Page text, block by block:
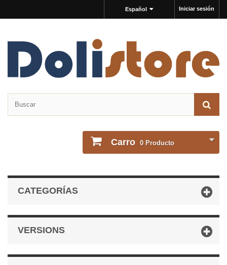
Iniciar sesión
Español
Carro 0 Producto
CATEGORÍAS
VERSIONS